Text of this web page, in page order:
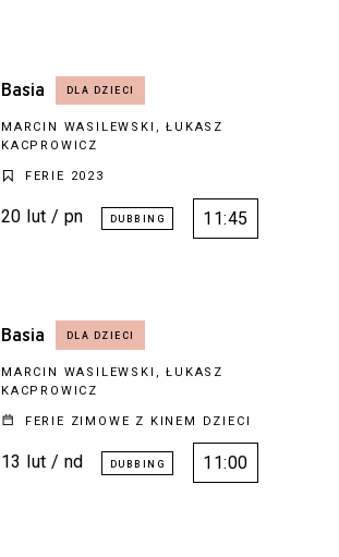
Basia
MARCIN WASILEWSKI, ŁUKASZ
KACPROWICZ
FERIE 2023
20 lut / pn 11:45
Basia
MARCIN WASILEWSKI, ŁUKASZ
KACPROWICZ
FERIE ZIMOWE Z KINEM DZIECI
13 lut / nd 11:00